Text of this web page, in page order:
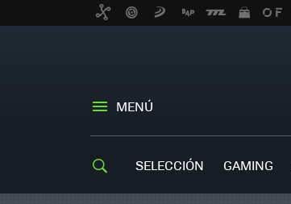
MENÚ
SELECCIÓN GAMING